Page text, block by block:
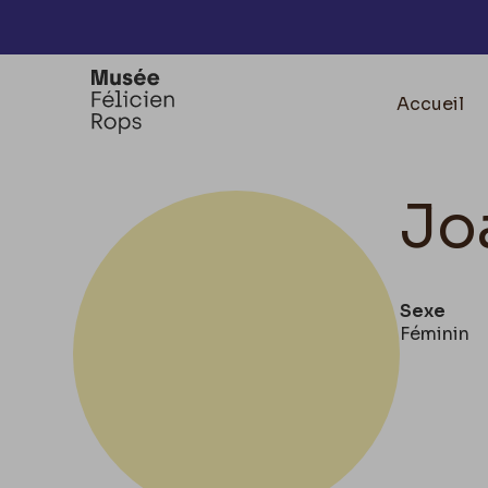
Accueil
Sexe
Féminin